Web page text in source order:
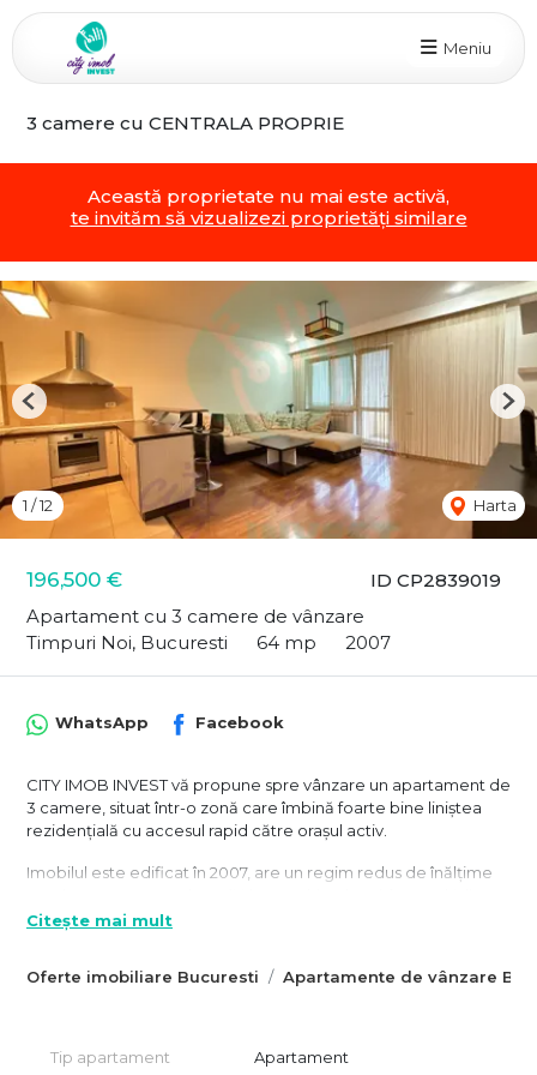
Meniu
3 camere cu CENTRALA PROPRIE
Această proprietate nu mai este activă,
te invităm să vizualizezi proprietăți similare
ID CP2839019
196,500 €
Apartament cu 3 camere de vânzare
Timpuri Noi, Bucuresti
64 mp 2007
1 /12 Harta
Previous
Oferte imobiliare Bucuresti Apartamente de vânzare
WhatsApp Facebook
CITY IMOB INVEST vă propune spre vânzare un apartament de
3 camere, situat într-o zonă care îmbină foarte bine liniștea
rezidențială cu accesul rapid către orașul activ.
Imobilul este edificat în 2007, are un regim redus de înălțime
intimă, cu doar 10 apartamente în total. Poziționarea pe o
de mers pe jos.
adaugă un balcon de 7,14 mp, și este format din:
Citește mai mult
Tip apartament Apartament